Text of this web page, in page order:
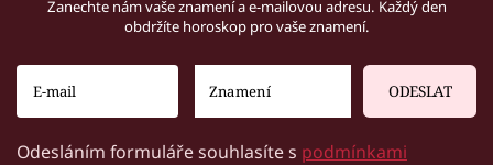
Zanechte nám vaše znamení a e-mailovou adresu. Každý den
obdržíte horoskop pro vaše znamení.
ODESLAT
Odesláním formuláře souhlasíte s podmínkami